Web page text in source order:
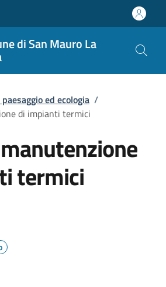
di San Mauro La
ed ecologia /
di impianti termici
termici